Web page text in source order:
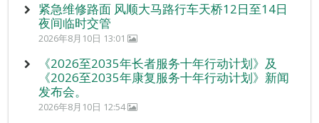
紧急维修路面 风顺大马路行车天桥12日至14日
夜间临时交管
2026年8月10日 13:01
《2026至2035年长者服务十年行动计划》及
《2026至2035年康复服务十年行动计划》新闻
发布会。
2026年8月10日 12:54